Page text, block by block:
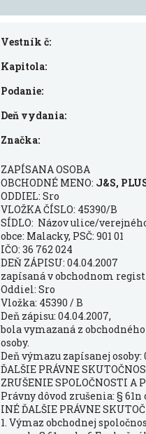
Vestník č:
Kapitola:
Podanie:
Deň vydania:
Značka:
ZAPÍSANA OSOBA
OBCHODNÉ MENO: J&S,
ODDIEL: Sro
VLOŽKA ČÍSLO: 45390/B
SÍDLO: Názov ulice/
obce: Malacky, PSČ: 901 01
IČO: 36 762 024
DEŇ ZÁPISU: 04.04.2007
zapísaná v obchodnom
Oddiel: Sro
Vložka: 45390 / B
Deň zápisu: 04.04.2007,
bola vymazaná z
osoby.
Deň výmazu zapísanej osoby:
ĎALŠIE PRÁVNE
ZRUŠENIE SPOLOČNOSTI A
Právny dôvod zrušenia: §
INÉ ĎALŠIE PRÁVNE
1. Výmaz obchodnej